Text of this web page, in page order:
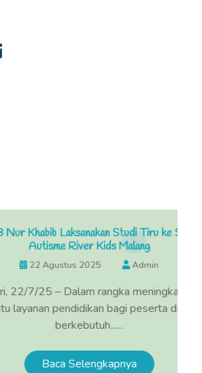
Laksanakan Studi Tiru ke SLB
River Kids Malang
Agustus 2025 Admin
– Dalam rangka meningkatkan
pendidikan bagi peserta didik
berkebutuh......
Baca Selengkapnya